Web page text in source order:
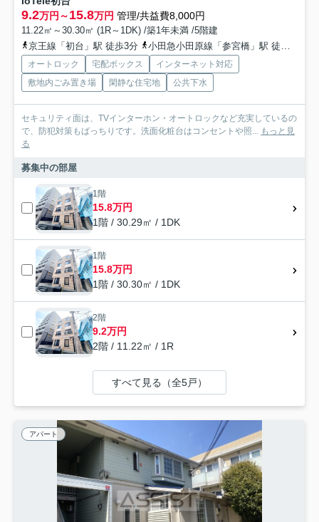
9.2万円～15.8万円 管理/共益費8,000円
11.22㎡～30.30㎡ (1R～1DK) /築1年未満 /5階建
京王線「初台」駅 徒歩3分
小田急小田原線「参宮橋」駅 徒歩9分
オートロック 宅配ボックス
インターネット対応
敷地内ごみ置き場
閑静な住宅地 公共下水
セキュリティ面は、TVインターホン・オートロックなど充実しているの
で、防犯対策もばっちりです。洗面化粧台はコンセントや照... もっと見
る
募集中の部屋
1階
15.8万円
1階 / 30.29㎡ / 1DK
1階
15.8万円
1階 / 30.30㎡ / 1DK
2階
9.2万円
2階 / 11.22㎡ / 1R
すべて見る（全5戸）
アパート